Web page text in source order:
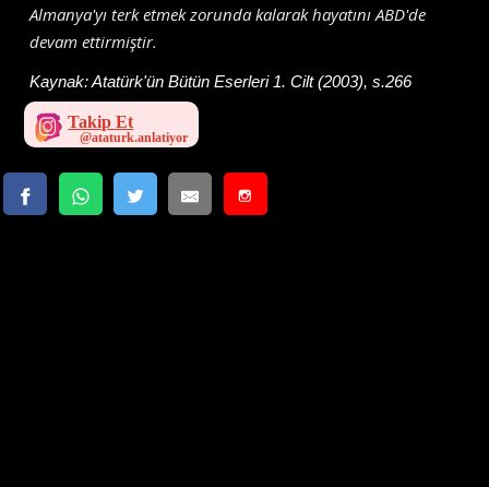
Almanya'yı terk etmek zorunda kalarak hayatını ABD'de
devam ettirmiştir.
Kaynak:Atatürk'ün Bütün Eserleri 1. Cilt (2003), s.266
Takip Et